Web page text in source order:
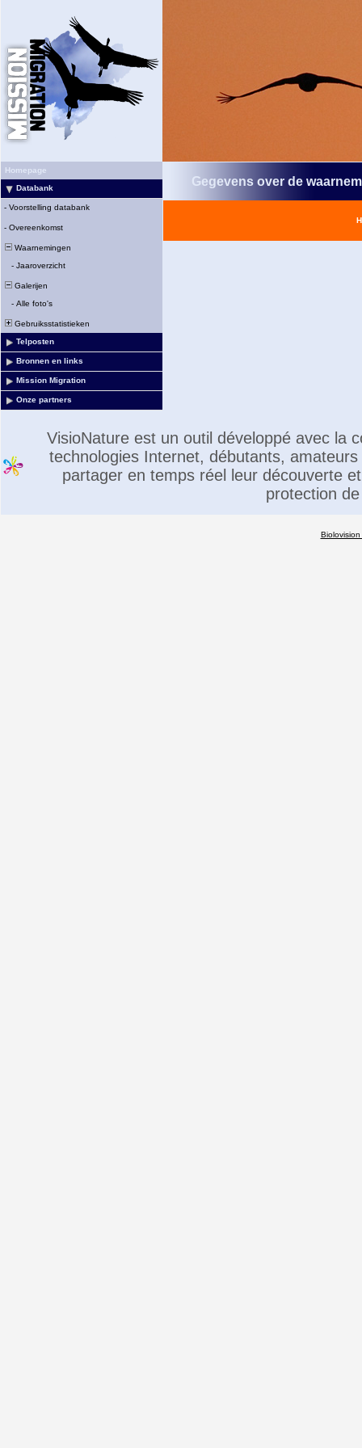
Homepage
Databank
- Voorstelling databank
- Overeenkomst
Waarnemingen
- Jaaroverzicht
Galerijen
- Alle foto's
Gebruiksstatistieken
Telposten
Bronnen en links
Mission Migration
Onze partners
Gegevens over de
VisioNature est un outil développé avec la
technologies Internet, débutants,
partager en temps réel leur découverte
protection
Biolovision